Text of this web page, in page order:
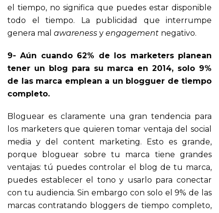
el tiempo, no significa que puedes estar disponible
todo el tiempo. La publicidad que interrumpe
genera mal awareness y engagement negativo.
9- Aún cuando 62% de los marketers planean
tener un blog para su marca en 2014, solo 9%
de las marca emplean a un blogguer de tiempo
completo.
Bloguear es claramente una gran tendencia para
los marketers que quieren tomar ventaja del social
media y del content marketing. Esto es grande,
porque bloguear sobre tu marca tiene grandes
ventajas: tú puedes controlar el blog de tu marca,
puedes establecer el tono y usarlo para conectar
con tu audiencia. Sin embargo con solo el 9% de las
marcas contratando bloggers de tiempo completo,